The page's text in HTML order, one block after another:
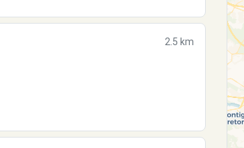
2.5 km